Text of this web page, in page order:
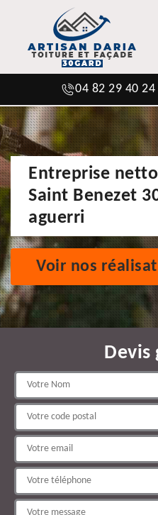
04 82 29 40 24
Entreprise
Saint Benezet
aguerri
Voir nos
Devis